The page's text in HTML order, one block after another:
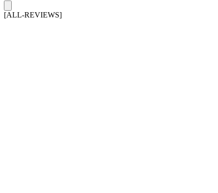
[ALL-REVIEWS]